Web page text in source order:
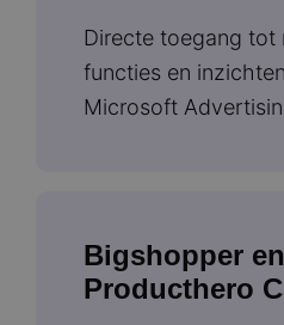
Directe toegang tot
functies en
Microsoft
Bigshopper en
Producthero